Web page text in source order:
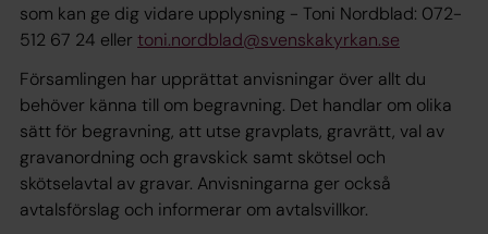
som kan ge dig vidare upplysning - Toni Nordblad: 072-
512 67 24 eller toni.nordblad@svenskakyrkan.se
Församlingen har upprättat anvisningar över allt du
behöver känna till om begravning. Det handlar om olika
sätt för begravning, att utse gravplats, gravrätt, val av
gravanordning och gravskick samt skötsel och
skötselavtal av gravar. Anvisningarna ger också
avtalsförslag och informerar om avtalsvillkor.